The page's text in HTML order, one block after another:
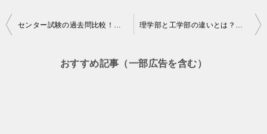
投
センター試験の過去問比較！赤黒青でオススメはどれ？ 理学部と工学部の違いとは？進路に悩む高校生も必見だよ！
おすすめ記事（一部広告を含む）